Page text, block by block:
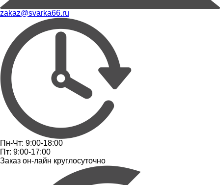
zakaz@svarka66.ru
Пн-Чт: 9:00-18:00
Пт: 9:00-17:00
Заказ он-лайн круглосуточно